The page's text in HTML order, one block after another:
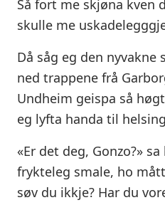
Så fort me skjøna kven
skulle me
Då såg eg den nyvakne
ned trappene frå
Undheim geispa så
eg lyfta handa til
«Er det deg, Gonzo?»
frykteleg smale, ho
søv du ikkje? Har du